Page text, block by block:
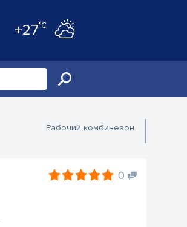
+27°C
Рабочий комбинезон.
0